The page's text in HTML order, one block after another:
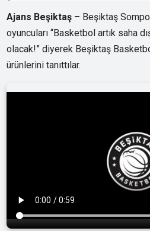
Ajans Beşiktaş – Beşiktaş
oyuncuları “Basketbol artık saha
olacak!” diyerek Beşiktaş
ürünlerini tanıttılar.